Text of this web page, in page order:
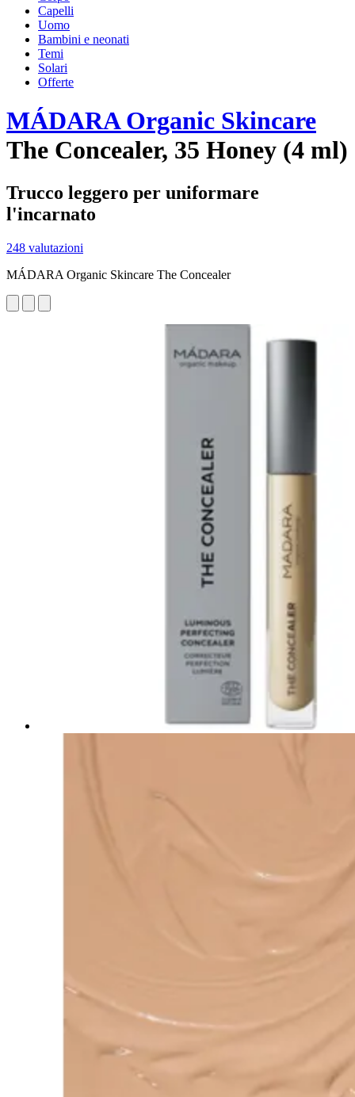
Capelli
Uomo
Bambini e neonati
Temi
Solari
Offerte
MÁDARA Organic Skincare
The Concealer, 35 Honey (4 ml)
Trucco leggero per uniformare
l'incarnato
248 valutazioni
MÁDARA Organic Skincare The Concealer